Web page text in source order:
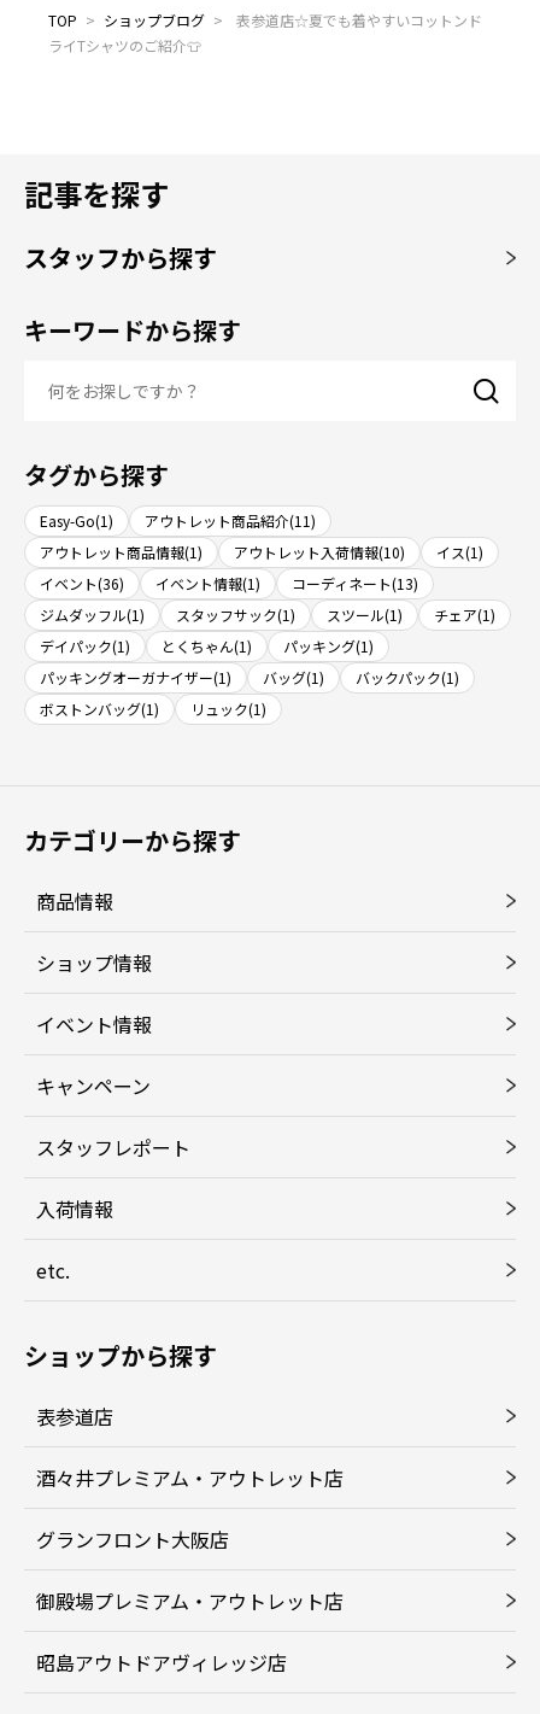
TOP > ショップブログ >
表参道店☆夏でも着やすいコットンド
ライTシャツのご紹介👕
記事を探す
スタッフから探す
キーワードから探す
タグから探す
Easy-Go(1)
アウトレット商品紹介(11)
アウトレット商品情報(1)
アウトレット入荷情報(10)
イス(1)
イベント(36)
イベント情報(1)
コーディネート(13)
ジムダッフル(1)
スタッフサック(1) スツール(1)
チェア(1)
デイパック(1)
とくちゃん(1)
パッキング(1)
パッキングオーガナイザー(1)
バッグ(1)
バックパック(1)
ボストンバッグ(1)
リュック(1)
カテゴリーから探す
商品情報
ショップ情報
イベント情報
キャンペーン
スタッフレポート
入荷情報
etc.
ショップから探す
表参道店
酒々井プレミアム・アウトレット店
グランフロント大阪店
御殿場プレミアム・アウトレット店
昭島アウトドアヴィレッジ店